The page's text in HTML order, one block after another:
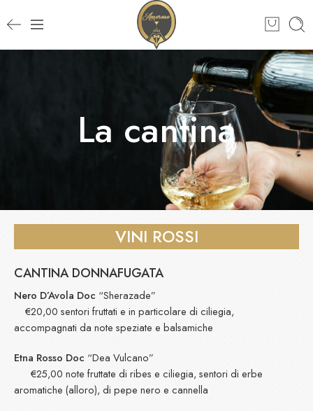
La cantina
VINI ROSSI
CANTINA DONNAFUGATA
Nero D’Avola Doc “Sherazade”
€20,00 sentori fruttati e in particolare di ciliegia,
accompagnati da note speziate e balsamiche
Etna Rosso Doc “Dea Vulcano”
€25,00 note fruttate di ribes e ciliegia, sentori di erbe
aromatiche (alloro), di pepe nero e cannella